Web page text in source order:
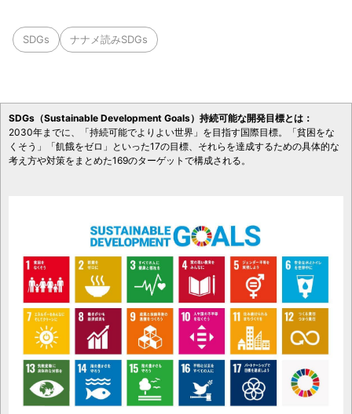
SDGs ナナメ読みSDGs
SDGs（Sustainable Development Goals）持続可能な開発目標とは：
2030年までに、「持続可能でよりよい世界」を目指す国際目標。「貧困をな
くそう」「飢餓をゼロ」といった17の目標、それらを達成するための具体的な
考え方や対策をまとめた169のターゲットで構成される。